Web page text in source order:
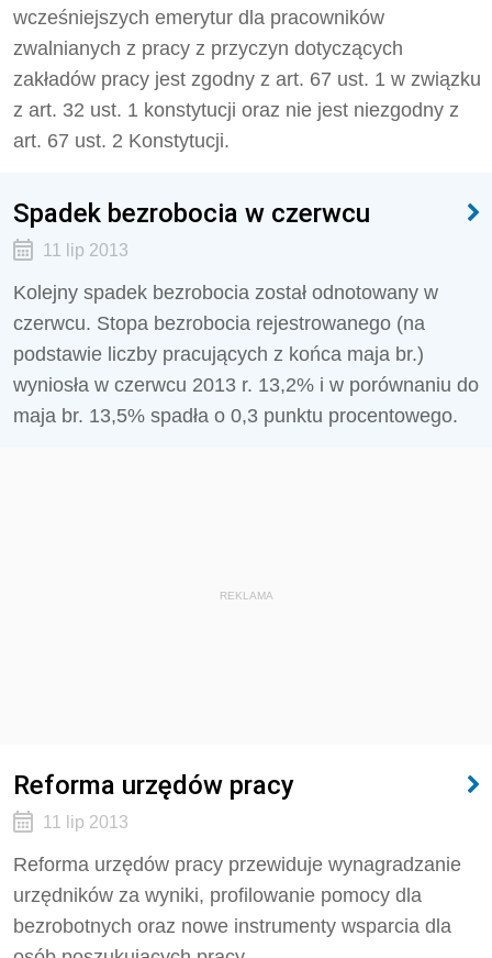
wcześniejszych emerytur dla pracowników
zwalnianych z pracy z przyczyn dotyczących
zakładów pracy jest zgodny z art. 67 ust. 1 w związku
z art. 32 ust. 1 konstytucji oraz nie jest niezgodny z
art. 67 ust. 2 Konstytucji.
Spadek bezrobocia w czerwcu
11 lip 2013
Kolejny spadek bezrobocia został odnotowany w
czerwcu. Stopa bezrobocia rejestrowanego (na
podstawie liczby pracujących z końca maja br.)
wyniosła w czerwcu 2013 r. 13,2% i w porównaniu do
maja br. 13,5% spadła o 0,3 punktu procentowego.
REKLAMA
Reforma urzędów pracy
11 lip 2013
Reforma urzędów pracy przewiduje wynagradzanie
urzędników za wyniki, profilowanie pomocy dla
bezrobotnych oraz nowe instrumenty wsparcia dla